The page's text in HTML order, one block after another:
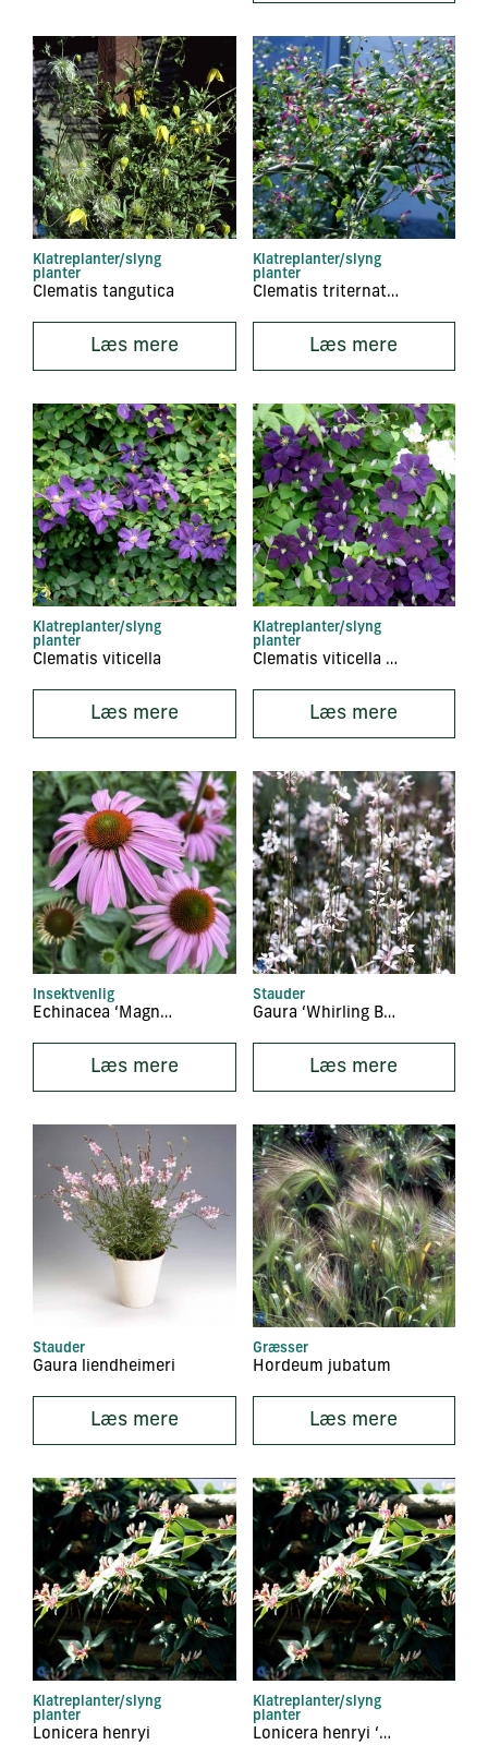
Klatreplanter/slyng
planter
Clematis tangutica
Læs mere
Klatreplanter/slyng
planter
Clematis triternata ‘Rubromarginata’
Læs mere
Klatreplanter/slyng
planter
Clematis viticella
Læs mere
Klatreplanter/slyng
planter
Clematis viticella ‘Etoile Violette’
Læs mere
Insektvenlig
Echinacea ‘Magnus’
Læs mere
Stauder
Gaura ‘Whirling Butterflies’
Læs mere
Stauder
Gaura liendheimeri
Læs mere
Græsser
Hordeum jubatum
Læs mere
Klatreplanter/slyng
planter
Lonicera henryi
Klatreplanter/slyng
planter
Lonicera henryi ‘Copper Beauty’